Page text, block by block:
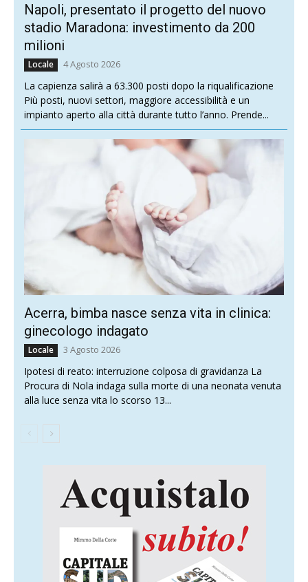
Napoli, presentato il progetto del nuovo
stadio Maradona: investimento da 200
milioni
Locale 4 Agosto 2026
La capienza salirà a 63.300 posti dopo la riqualificazione
Più posti, nuovi settori, maggiore accessibilità e un
impianto aperto alla città durante tutto l’anno. Prende...
Acerra, bimba nasce senza vita in clinica:
ginecologo indagato
Locale 3 Agosto 2026
Ipotesi di reato: interruzione colposa di gravidanza La
Procura di Nola indaga sulla morte di una neonata venuta
alla luce senza vita lo scorso 13...